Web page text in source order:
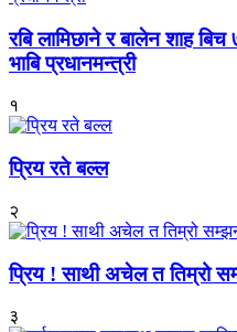
रबि लामिछाने र बालेन शाह
भाबि प्रधानमन्त्री
१
प्रिय रते बल्ल
२
प्रिय ! साथी अचेल त तिम्रो
३